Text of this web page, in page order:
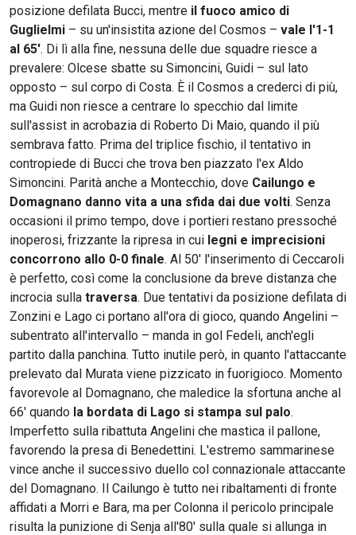
posizione defilata Bucci, mentre il fuoco amico di
Guglielmi – su un'insistita azione del Cosmos – vale l'1-1
al 65'. Di lì alla fine, nessuna delle due squadre riesce a
prevalere: Olcese sbatte su Simoncini, Guidi – sul lato
opposto – sul corpo di Costa. È il Cosmos a crederci di più,
ma Guidi non riesce a centrare lo specchio dal limite
sull'assist in acrobazia di Roberto Di Maio, quando il più
sembrava fatto. Prima del triplice fischio, il tentativo in
contropiede di Bucci che trova ben piazzato l'ex Aldo
Simoncini. Parità anche a Montecchio, dove Cailungo e
Domagnano danno vita a una sfida dai due volti. Senza
occasioni il primo tempo, dove i portieri restano pressoché
inoperosi, frizzante la ripresa in cui legni e imprecisioni
concorrono allo 0-0 finale. Al 50' l'inserimento di Ceccaroli
è perfetto, così come la conclusione da breve distanza che
incrocia sulla traversa. Due tentativi da posizione defilata di
Zonzini e Lago ci portano all'ora di gioco, quando Angelini –
subentrato all'intervallo – manda in gol Fedeli, anch'egli
partito dalla panchina. Tutto inutile però, in quanto l'attaccante
prelevato dal Murata viene pizzicato in fuorigioco. Momento
favorevole al Domagnano, che maledice la sfortuna anche al
66' quando la bordata di Lago si stampa sul palo.
Imperfetto sulla ribattuta Angelini che mastica il pallone,
favorendo la presa di Benedettini. L'estremo sammarinese
vince anche il successivo duello col connazionale attaccante
del Domagnano. Il Cailungo è tutto nei ribaltamenti di fronte
affidati a Morri e Bara, ma per Colonna il pericolo principale
risulta la punizione di Senja all'80' sulla quale si allunga in